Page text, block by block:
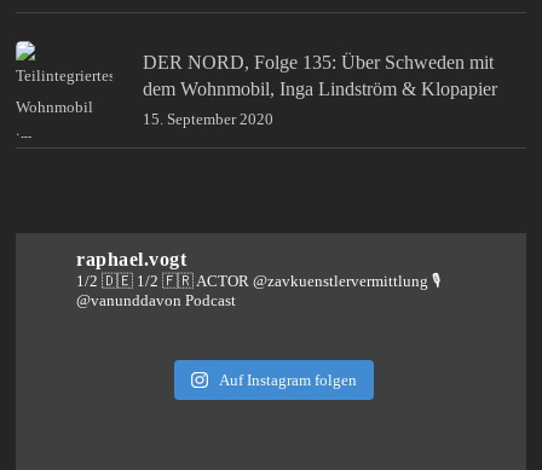
DER NORD, Folge 135: Über Schweden mit
dem Wohnmobil, Inga Lindström & Klopapier
15. September 2020
raphael.vogt
1/2 🇩🇪 1/2 🇫🇷 ACTOR @zavkuenstlervermittlung🎙️
@vanunddavon Podcast
Auf Instagram folgen